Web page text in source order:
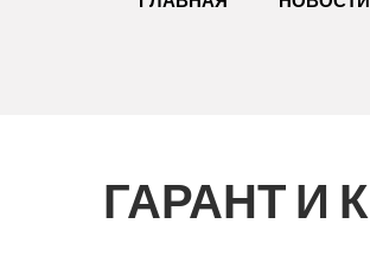
ГАРАНТ И К